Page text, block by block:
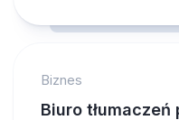
Biznes
Biuro tłumaczeń